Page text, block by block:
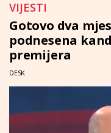
VIJESTI
Gotovo dva
podnesena
premijera
DESK